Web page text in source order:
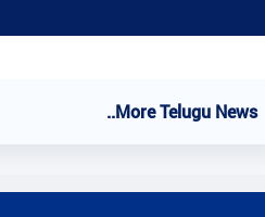
..More Telugu News